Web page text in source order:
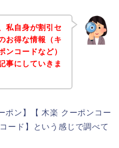
私自身が割引セ
お得な情報（キ
ンコードなど）
事にしていきま
ポン】【 木楽 クーポンコー
ード】という感じで調べて